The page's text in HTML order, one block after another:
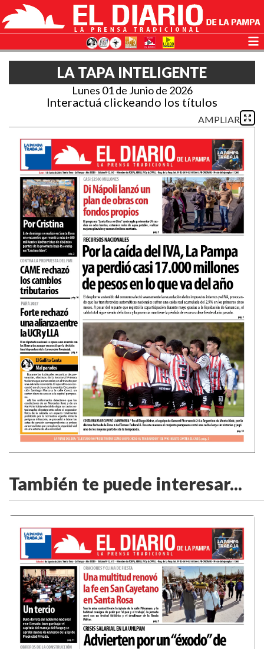
LA TAPA INTELIGENTE
Lunes 01 de Junio de 2026
Interactuá clickeando los títulos
AMPLIAR
También te puede interesar...